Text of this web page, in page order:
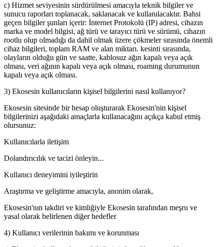
c) Hizmet seviyesinin sürdürülmesi amacıyla teknik bilgiler ve
sunucu raporları toplanacak, saklanacak ve kullanılacaktır. Bahsi
geçen bilgiler şunları içerir: İnternet Protokolü (IP) adresi, cihazın
marka ve model bilgisi, ağ türü ve tarayıcı türü ve sürümü, cihazın
rootlu olup olmadığı da dahil olmak üzere çökmeler sırasında önemli
cihaz bilgileri, toplam RAM ve alan miktarı. kesinti sırasında,
olayların olduğu gün ve saatte, kablosuz ağın kapalı veya açık
olması, veri ağının kapalı veya açık olması, roaming durumunun
kapalı veya açık olması.
3) Ekosesin kullanıcıların kişisel bilgilerini nasıl kullanıyor?
Ekosesin sitesinde bir hesap oluşturarak Ekosesin'nin kişisel
bilgilerinizi aşağıdaki amaçlarla kullanacağını açıkça kabul etmiş
olursunuz:
Kullanıcılarla iletişim
Dolandırıcılık ve tacizi önleyin...
Kullanıcı deneyimini iyileştirin
Araştırma ve geliştirme amacıyla, anonim olarak,
Ekosesin'nın takdiri ve kimliğiyle Ekosesin tarafından meşru ve
yasal olarak belirlenen diğer hedefler
4) Kullanıcı verilerinin bakımı ve korunması